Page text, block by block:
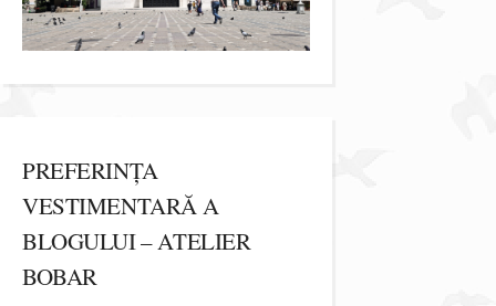
PREFERINȚA
VESTIMENTARĂ A
BLOGULUI – ATELIER
BOBAR